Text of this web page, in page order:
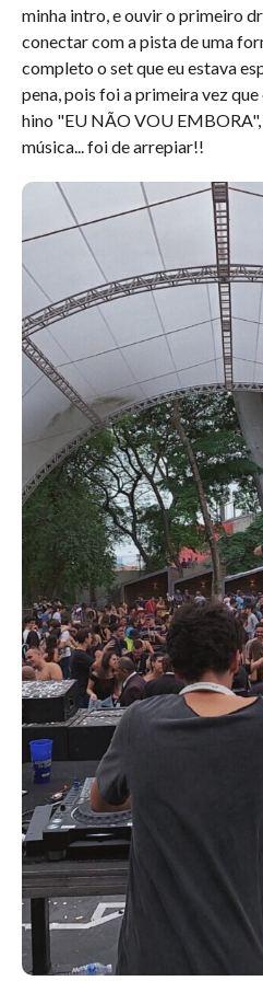
minha intro, e ouvir o primeiro
conectar com a pista de uma
completo o set que eu estava
pena, pois foi a primeira vez
hino "EU NÃO VOU
música... foi de arrepiar!!